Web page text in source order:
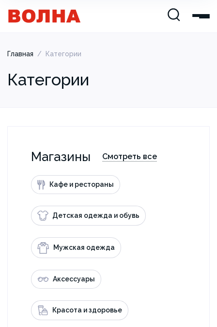
Главная / Категории
Категории
Магазины Смотреть все
Кафе и рестораны
Детская одежда и обувь
Мужская одежда
Аксессуары
Красота и здоровье